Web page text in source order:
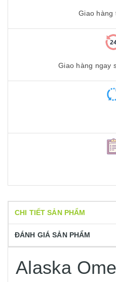
Giao hàng
Giao hàng ngay
CHI TIẾT SẢN PHẨM
ĐÁNH GIÁ SẢN PHẨM
Alaska